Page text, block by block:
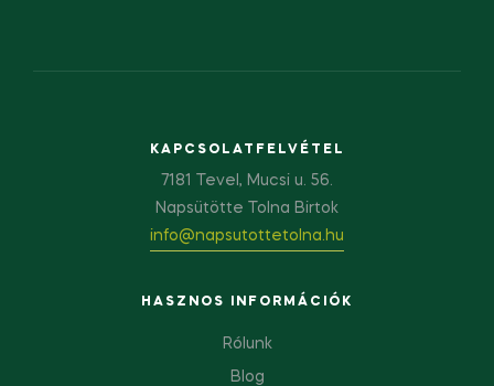
KAPCSOLATFELVÉTEL
7181 Tevel, Mucsi u. 56.
Napsütötte Tolna Birtok
info@napsutottetolna.hu
HASZNOS INFORMÁCIÓK
Rólunk
Blog